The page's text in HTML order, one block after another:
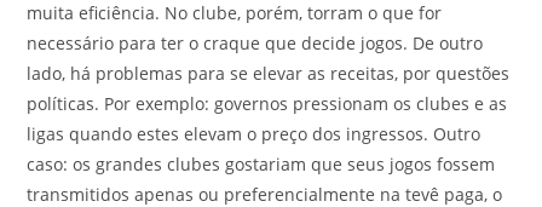
muita eficiência. No clube, porém, torram o que for
necessário para ter o craque que decide jogos. De outro
lado, há problemas para se elevar as receitas, por questões
políticas. Por exemplo: governos pressionam os clubes e as
ligas quando estes elevam o preço dos ingressos. Outro
caso: os grandes clubes gostariam que seus jogos fossem
transmitidos apenas ou preferencialmente na tevê paga, o